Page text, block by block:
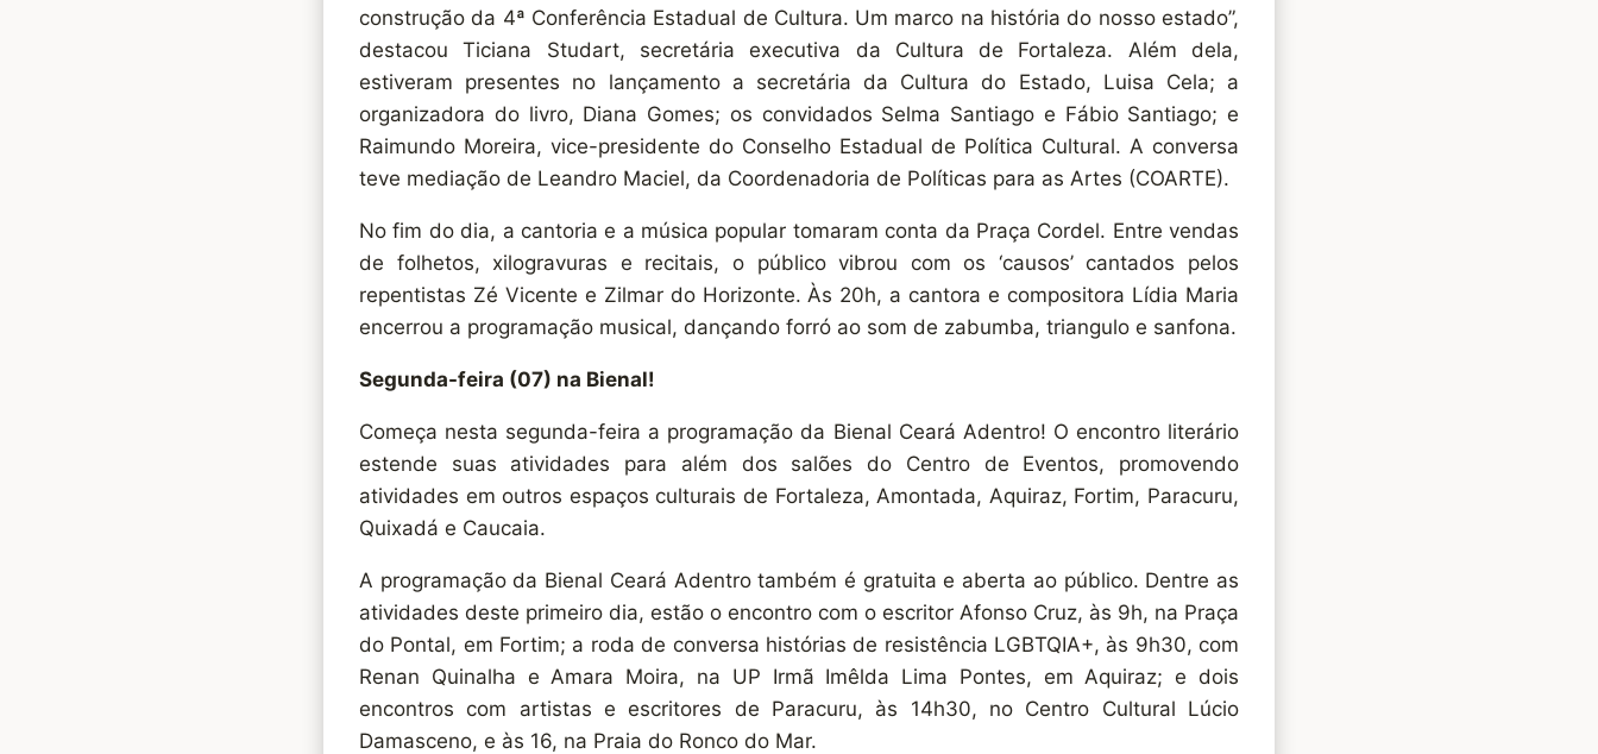
construção da 4ª Conferência Estadual de Cultura. Um marco na história do nosso estado”,
destacou Ticiana Studart, secretária executiva da Cultura de Fortaleza. Além dela,
estiveram presentes no lançamento a secretária da Cultura do Estado, Luisa Cela; a
organizadora do livro, Diana Gomes; os convidados Selma Santiago e Fábio Santiago; e
Raimundo Moreira, vice-presidente do Conselho Estadual de Política Cultural. A conversa
teve mediação de Leandro Maciel, da Coordenadoria de Políticas para as Artes (COARTE).
No fim do dia, a cantoria e a música popular tomaram conta da Praça Cordel. Entre vendas
de folhetos, xilogravuras e recitais, o público vibrou com os ‘causos’ cantados pelos
repentistas Zé Vicente e Zilmar do Horizonte. Às 20h, a cantora e compositora Lídia Maria
encerrou a programação musical, dançando forró ao som de zabumba, triangulo e sanfona.
Segunda-feira (07) na Bienal!
Começa nesta segunda-feira a programação da Bienal Ceará Adentro! O encontro literário
estende suas atividades para além dos salões do Centro de Eventos, promovendo
atividades em outros espaços culturais de Fortaleza, Amontada, Aquiraz, Fortim, Paracuru,
Quixadá e Caucaia.
A programação da Bienal Ceará Adentro também é gratuita e aberta ao público. Dentre as
atividades deste primeiro dia, estão o encontro com o escritor Afonso Cruz, às 9h, na Praça
do Pontal, em Fortim; a roda de conversa histórias de resistência LGBTQIA+, às 9h30, com
Renan Quinalha e Amara Moira, na UP Irmã Imêlda Lima Pontes, em Aquiraz; e dois
encontros com artistas e escritores de Paracuru, às 14h30, no Centro Cultural Lúcio
Damasceno, e às 16, na Praia do Ronco do Mar.